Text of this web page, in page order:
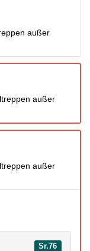
außer
außer
außer
Sr.76